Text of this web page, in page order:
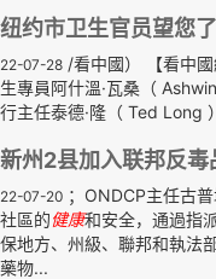
纽约市卫生官员望您
22-07-28 /看中國） 【看中
生專員阿什溫·瓦桑（
行主任泰德·隆（ Ted Long
新州2县加入联邦反毒
22-07-20 ；ONDCP主任古
社區的健康和安全，通過指
保地方、州級、聯邦和執法
藥物...